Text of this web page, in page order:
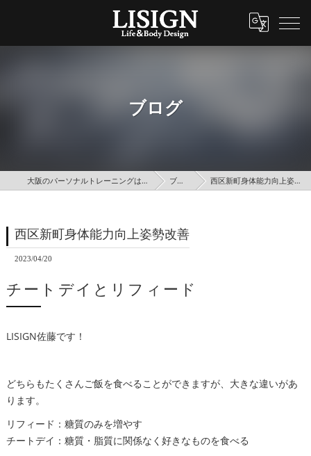
ブログ
大阪のパーソナルトレーニングはLISIGN ブログ 西区新町身体能力向上姿勢改善
西区新町身体能力向上姿勢改善
2023/04/20
チートデイとリフィード
LISIGN佐藤です！
どちらもたくさんご飯を食べることができますが、大きな違いがあ
ります。
リフィード：糖質のみを増やす
チートデイ：糖質・脂質に関係なく好きなものを食べる